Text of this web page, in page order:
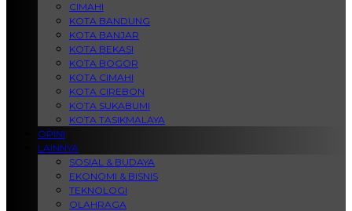
CIMAHI
KOTA BANDUNG
KOTA BANJAR
KOTA BEKASI
KOTA BOGOR
KOTA CIMAHI
KOTA CIREBON
KOTA SUKABUMI
KOTA TASIKMALAYA
OPINI
LAINNYA
SOSIAL & BUDAYA
EKONOMI & BISNIS
TEKNOLOGI
OLAHRAGA